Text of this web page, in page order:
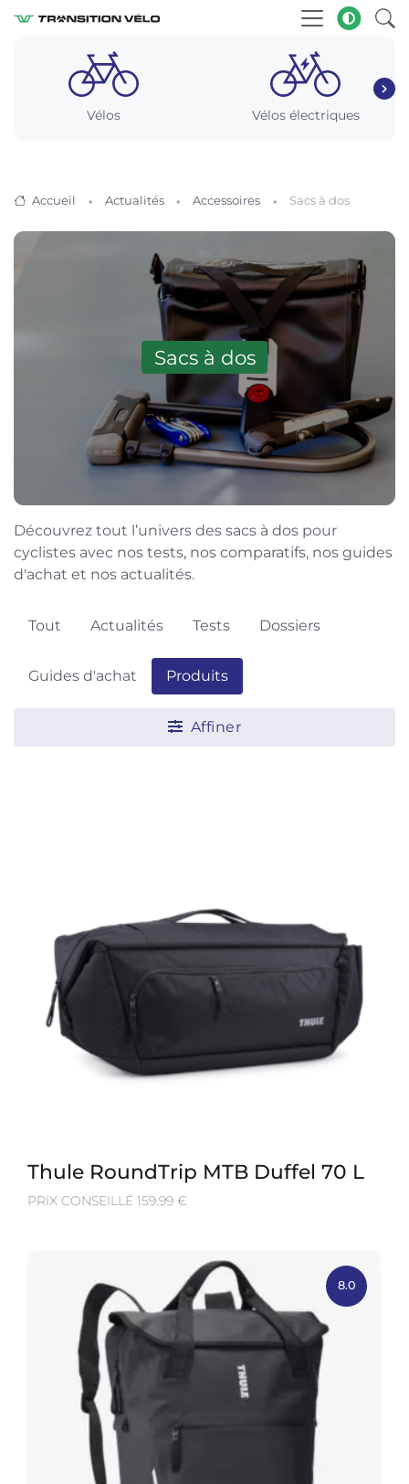
Vélos Vélos électriques
Accueil Actualités Accessoires Sacs à dos
Sacs à dos
Découvrez tout l’univers des sacs à dos pour
cyclistes avec nos tests, nos comparatifs, nos guides
d'achat et nos actualités.
Tout Actualités Tests Dossiers
Guides d'achat Produits
Affiner
Thule RoundTrip MTB Duffel 70 L
PRIX CONSEILLÉ 159.99 €
8.0